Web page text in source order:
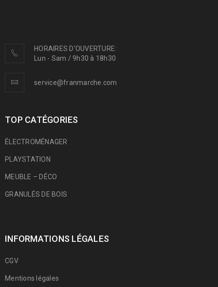
HORAIRES D'OUVERTURE:
Lun - Sam / 9h30 à 18h30
service@franmarche.com
TOP CATÉGORIES
ÉLECTROMÉNAGER
PLAYSTATION
MEUBLE – DÉCO
GRANULÉS DE BOIS
INFORMATIONS LÉGALES
CGV
Mentions légales